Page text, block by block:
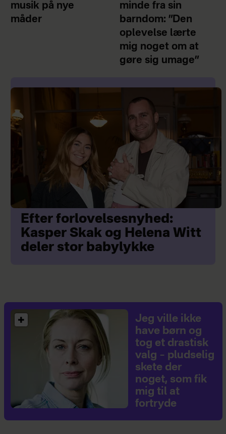
musik på nye
måder
minde fra sin
barndom: ”Den
oplevelse lærte
mig noget om at
gøre sig umage”
Efter forlovelsesnyhed:
Kasper Skak og Helena Witt
deler stor babylykke
Jeg ville ikke
have børn og
tog et drastisk
valg – pludselig
skete der
noget, som fik
mig til at
fortryde